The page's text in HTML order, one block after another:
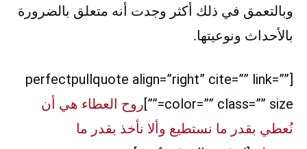
وبالتعمق في ذلك أكثر وجدت أنه متعلق بالضرورة
بالأحداث ونوعيتها.
[perfectpullquote align=”right” cite=”” link=””
color=”” class=”” size=””]
روح العطاء هي أن
نُعطي بقدر ما نستطيع وألا نأخذ بقدر ما